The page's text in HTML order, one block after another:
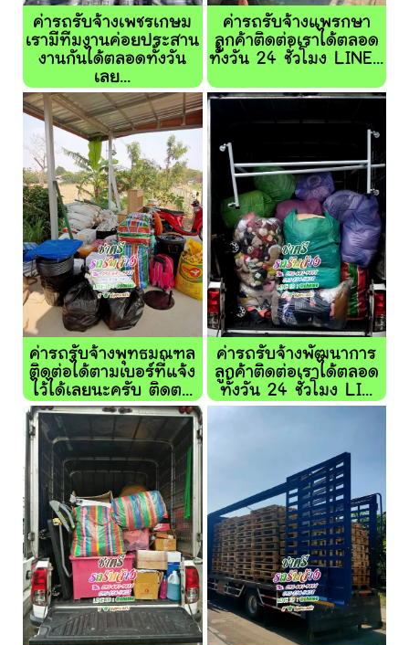
ค่ารถรับจ้างเพชรเกษม
เรามีทีมงานค่อยประสาน
งานกันได้ตลอดทั้งวัน
เลย...
ค่ารถรับจ้างแพรกษา
ลูกค้าติดต่อเราได้ตลอด
ทั้งวัน 24 ชั่วโมง LINE...
ค่ารถรับจ้างพุทธมณฑล
ติดต่อได้ตามเบอร์ที่แจ้ง
ไว้ได้เลยนะครับ ติดต...
ค่ารถรับจ้างพัฒนาการ
ลูกค้าติดต่อเราได้ตลอด
ทั้งวัน 24 ชั่วโมง LI...